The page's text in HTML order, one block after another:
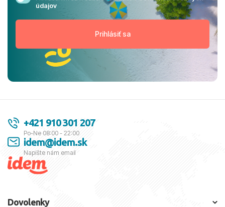
údajov
+421 910 301 207
Po-Ne 08:00 - 22:00
idem@idem.sk
Napíšte nám email
Dovolenky